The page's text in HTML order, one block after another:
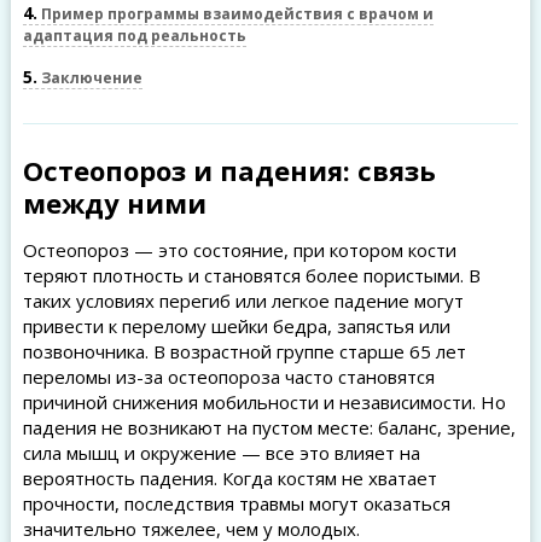
4 Пример программы взаимодействия с врачом и
адаптация под реальность
5 Заключение
Остеопороз и падения: связь
между ними
Остеопороз — это состояние, при котором кости
теряют плотность и становятся более пористыми. В
таких условиях перегиб или легкое падение могут
привести к перелому шейки бедра, запястья или
позвоночника. В возрастной группе старше 65 лет
переломы из-за остеопороза часто становятся
причиной снижения мобильности и независимости. Но
падения не возникают на пустом месте: баланс, зрение,
сила мышц и окружение — все это влияет на
вероятность падения. Когда костям не хватает
прочности, последствия травмы могут оказаться
значительно тяжелее, чем у молодых.